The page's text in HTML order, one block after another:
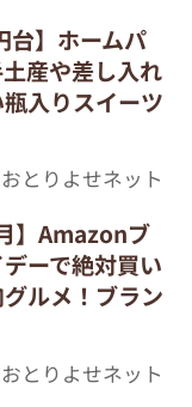
台】ホームパ
産や差し入れ
入りスイーツ
おとりよせネット
】Amazonブ
ーで絶対買い
ルメ！ブラン
おとりよせネット